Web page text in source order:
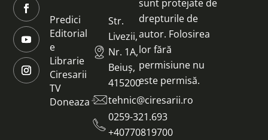
Predici
Editorial
e
Librarie
Ciresarii
TV
Doneaza
Str.
Livezii,
Nr. 1A,
Beiuș,
415200
tehnic@ciresarii.ro
0259-321.693
+40770819700
sunt protejate de
drepturile de
autor. Folosirea
lor fără
permisiune nu
este permisă.